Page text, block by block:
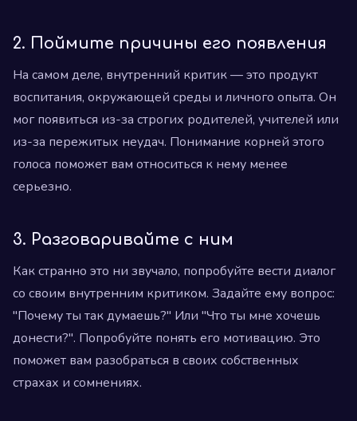
2. Поймите причины его появления
На самом деле, внутренний критик — это продукт
воспитания, окружающей среды и личного опыта. Он
мог появиться из-за строгих родителей, учителей или
из-за пережитых неудач. Понимание корней этого
голоса поможет вам относиться к нему менее
серьезно.
3. Разговаривайте с ним
Как странно это ни звучало, попробуйте вести диалог
со своим внутренним критиком. Задайте ему вопрос:
"Почему ты так думаешь?" Или "Что ты мне хочешь
донести?". Попробуйте понять его мотивацию. Это
поможет вам разобраться в своих собственных
страхах и сомнениях.